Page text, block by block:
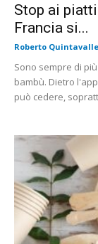
Stop ai
Francia si...
Roberto Quintavalle
Sono sempre di
bambù. Dietro
può cedere,